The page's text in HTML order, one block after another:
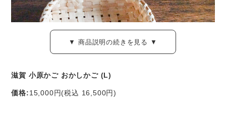
▼ 商品説明の続きを見る ▼
滋賀 小原かご おかしかご (L)
価格:15,000円(税込 16,500円)